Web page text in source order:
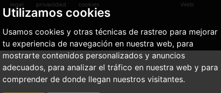
Utilizamos cookies
Usamos cookies y otras técnicas de rastreo para mejorar
tu experiencia de navegación en nuestra web, para
mostrarte contenidos personalizados y anuncios
adecuados, para analizar el tráfico en nuestra web y para
comprender de donde llegan nuestros visitantes.
legal
privacidad
cookies
Web